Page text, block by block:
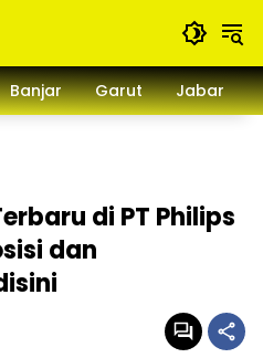
Banjar Garut Jabar
di PT Philips
dan